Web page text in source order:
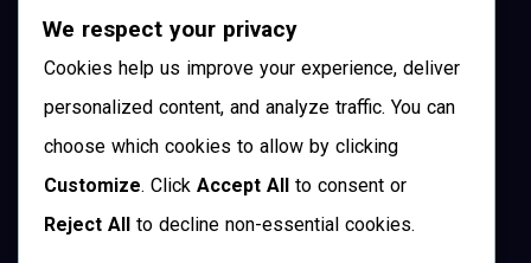
Linkedin
YouTube
Twitter
We respect your privacy
Cookies help us improve your experience, deliver
personalized content, and analyze traffic. You can
choose which cookies to allow by clicking
Customize. Click Accept All
to consent or
Reject All
to decline non-essential cookies.